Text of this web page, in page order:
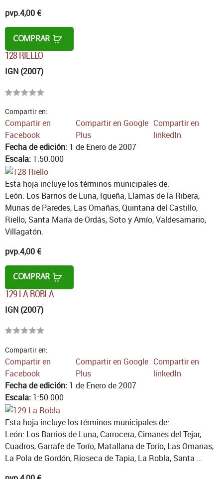
pvp.4,00 €
COMPRAR
128 RIELLO
IGN (2007)
Compartir en:
Compartir en
Facebook
Compartir en Google
Plus
Compartir en
linkedIn
Fecha de edición: 1 de Enero de 2007
Escala: 1:50.000
Esta hoja incluye los términos municipales de:
León: Los Barrios de Luna, Igüeña, Llamas de la Ribera,
Murias de Paredes, Las Omañas, Quintana del Castillo,
Riello, Santa María de Ordás, Soto y Amío, Valdesamario,
Villagatón.
pvp.4,00 €
COMPRAR
129 LA ROBLA
IGN (2007)
Compartir en:
Compartir en
Facebook
Compartir en Google
Plus
Compartir en
linkedIn
Fecha de edición: 1 de Enero de 2007
Escala: 1:50.000
Esta hoja incluye los términos municipales de:
León: Los Barrios de Luna, Carrocera, Cimanes del Tejar,
Cuadros, Garrafe de Torío, Matallana de Torío, Las Omanas,
La Pola de Gordón, Rioseca de Tapia, La Robla, Santa ...